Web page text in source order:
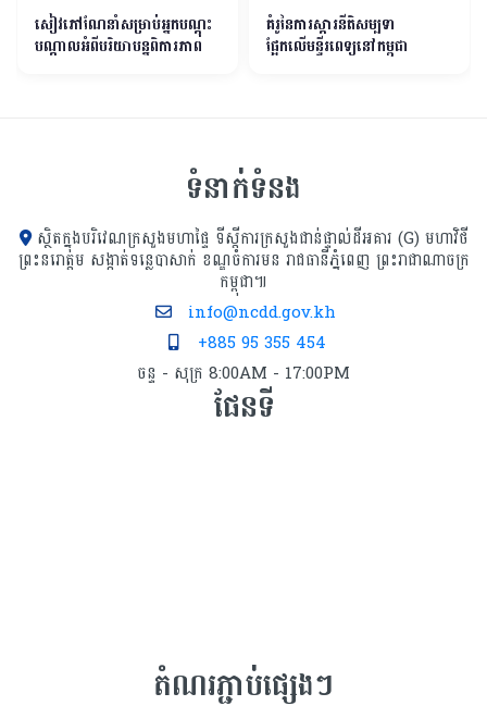
សៀវភៅណែនាំសម្រាប់អ្នកបណ្តុះ
បណ្តាលអំពីបរិយាបន្នពិការភាព
គំរូនៃការស្តារនីតិសម្បទា
ផ្អែកលើមន្ទីរពេទ្យនៅកម្ពុជា
ទំនាក់ទំនង
ស្ថិតក្នុងបរិវេណក្រសួងមហាផ្ទៃ ទីស្ដីការក្រសួង​ជាន់ផ្ទាល់ដីអគារ (G) មហាវិថី
ព្រះនរោត្តម សង្កាត់ទន្លេបាសាក់ ខណ្ឌចំការមន រាជធានីភ្នំពេញ ព្រះរាជាណាចក្រ
កម្ពុជា៕
info@ncdd.gov.kh
+885 95 355 454
ចន្ទ - សុក្រ 8:00AM - 17:00PM
ផែនទី
តំណរភ្ជាប់ផ្សេងៗ